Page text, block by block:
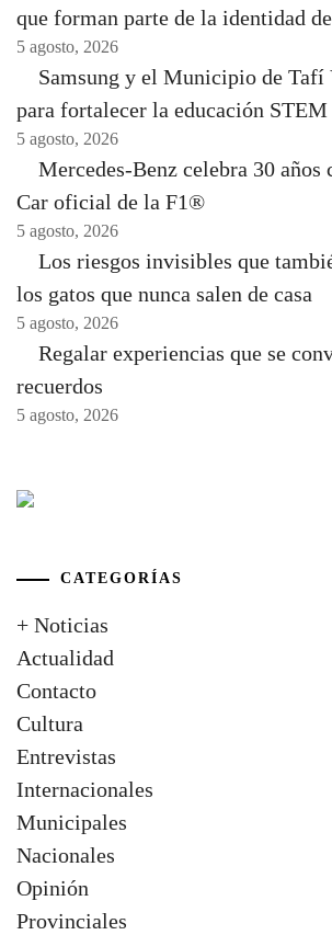
que forman parte de la identidad
5 agosto, 2026
Samsung y el Municipio de Tafí
para fortalecer la educación STEM
5 agosto, 2026
Mercedes-Benz celebra 30 años
Car oficial de la F1®
5 agosto, 2026
Los riesgos invisibles que
los gatos que nunca salen de casa
5 agosto, 2026
Regalar experiencias que se
recuerdos
5 agosto, 2026
CATEGORÍAS
+ Noticias
Actualidad
Contacto
Cultura
Entrevistas
Internacionales
Municipales
Nacionales
Opinión
Provinciales